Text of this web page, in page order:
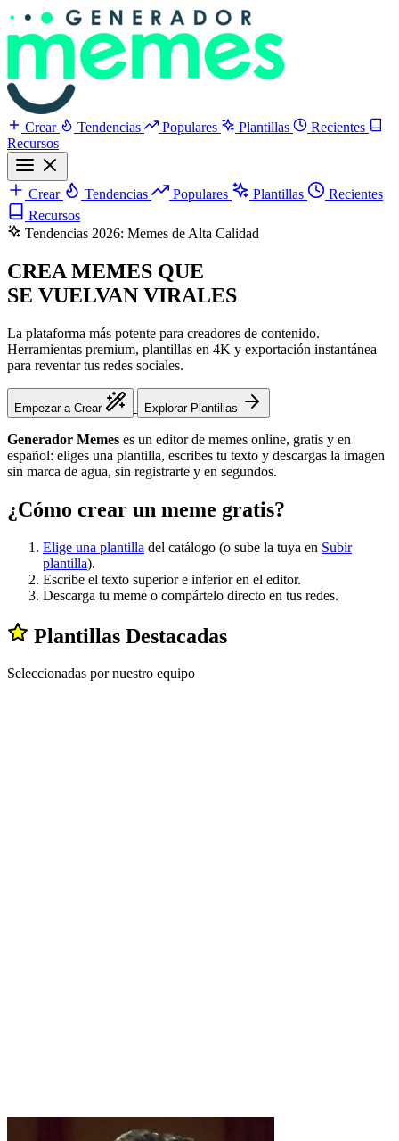
Crear Tendencias Populares Plantillas
Recientes
Recursos
Crear Tendencias Populares Plantillas
Recientes
Recursos
Tendencias 2026: Memes de Alta Calidad
CREA MEMES QUE
SE VUELVAN VIRALES
La plataforma más potente para creadores de contenido.
Herramientas premium, plantillas en 4K y exportación instantánea
para reventar tus redes sociales.
Empezar a Crear Explorar Plantillas
Generador Memes es un editor de memes online, gratis y en
español: eliges una plantilla, escribes tu texto y descargas la imagen
sin marca de agua, sin registrarte y en segundos.
¿Cómo crear un meme gratis?
Elige una plantilla del catálogo (o sube la tuya en Subir
plantilla).
Escribe el texto superior e inferior en el editor.
Descarga tu meme o compártelo directo en tus redes.
Plantillas Destacadas
Seleccionadas por nuestro equipo